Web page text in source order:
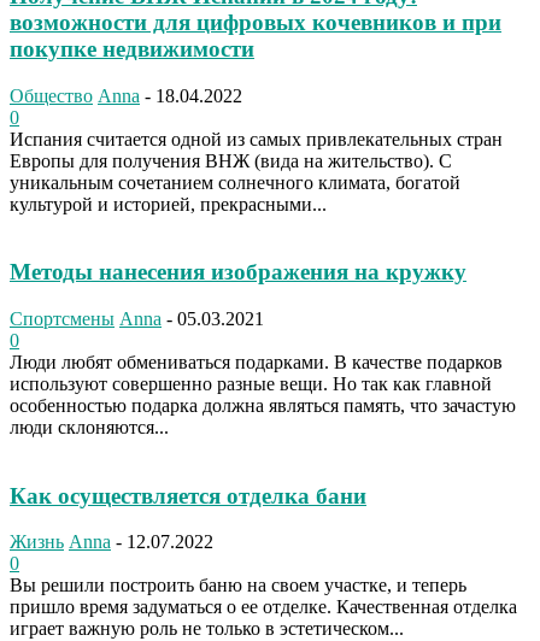
возможности для цифровых кочевников и при
покупке недвижимости
Общество Anna - 18.04.2022
0
Испания считается одной из самых привлекательных стран
Европы для получения ВНЖ (вида на жительство). С
уникальным сочетанием солнечного климата, богатой
культурой и историей, прекрасными...
Методы нанесения изображения на кружку
Спортсмены Anna - 05.03.2021
0
Люди любят обмениваться подарками. В качестве подарков
используют совершенно разные вещи. Но так как главной
особенностью подарка должна являться память, что зачастую
люди склоняются...
Как осуществляется отделка бани
Жизнь Anna - 12.07.2022
0
Вы решили построить баню на своем участке, и теперь
пришло время задуматься о ее отделке. Качественная отделка
играет важную роль не только в эстетическом...